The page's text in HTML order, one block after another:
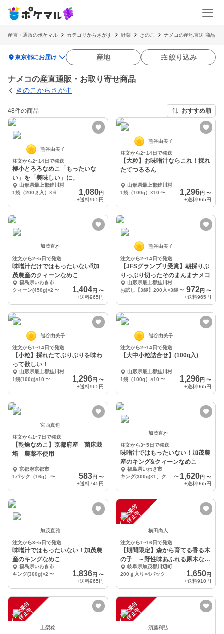
産直・通販のポケマル カテゴリからさがす 野菜 きのこ ナメコの産地直送 商品
location_on東京都にお届け 産地 絞り込み
ナメコの産直通販・お取り寄せ商品
きのこからさがす
48件の商品 おすすめ順
熊谷由美子
注文から2~14日で発送
極小とろろなめこ「もったいな
い」を「美味しい」に。
山形県最上郡鮭川村
1袋（200ｇ入）×６
1,080円
+送料965円
熊谷由美子
注文から2~14日で発送
【大粒】お味噌汁ならこれ！採れ
たてつるるん
山形県最上郡鮭川村
1袋（100g）×10 〜 1,296円 〜
+送料965円
加茂直雅
注文から2~5日で発送
味噌汁だけではもったいない⁉︎加
茂農産のクィーンなめこ
福島県いわき市
クィーン(450g)×2 〜 1,404円 〜
+送料965円
熊谷由美子
注文から2~14日で発送
【JFSグランプリ受賞】朝採りぷ
りっぷり切ったそのまんまナメコ
山形県最上郡鮭川村
お試し【3袋】200入×3袋 〜 972円 〜
+送料965円
熊谷由美子
注文から1~14日で発送
【小粒】採れたてぷりぷりを味わ
って欲しい！
山形県最上郡鮭川村
1袋(100g)×10 〜 1,296円 〜
+送料965円
熊谷由美子
注文から2~14日で発送
【大中小粒詰合せ】(100g入)
山形県最上郡鮭川村
1袋（100g）×10 〜 1,296円 〜
+送料965円
宮西真也
注文から1~7日で発送
【乾燥なめこ】京都府産 菌床栽
培 農薬不使用
京都府京都市
1パック（16g）
〜 583円 〜
+送料745円
加茂直雅
注文から3~5日で発送
味噌汁ではもったいない！加茂農
産のキング&クィーンなめこ
福島県いわき市
〜 1,620円 〜
+送料965円
加茂直雅
注文から3~5日で発送
味噌汁ではもったいない！加茂農
産のキングなめこ
福島県いわき市
キング(300g)×2 〜 1,836円 〜
+送料965円
注
文
受
付
停
止
中
横田尚人
注文から1~16日で発送
【期間限定】森から育てる香る木
の子 ～野性味あふれる原木なめ
こ～岐阜県加茂郡川辺町
200ｇ入り×4パック
1,650円
+送料910円
注
文
受
付
停
止
中
上梨稔
注
文
受
付
停
止
中
須藤利弘